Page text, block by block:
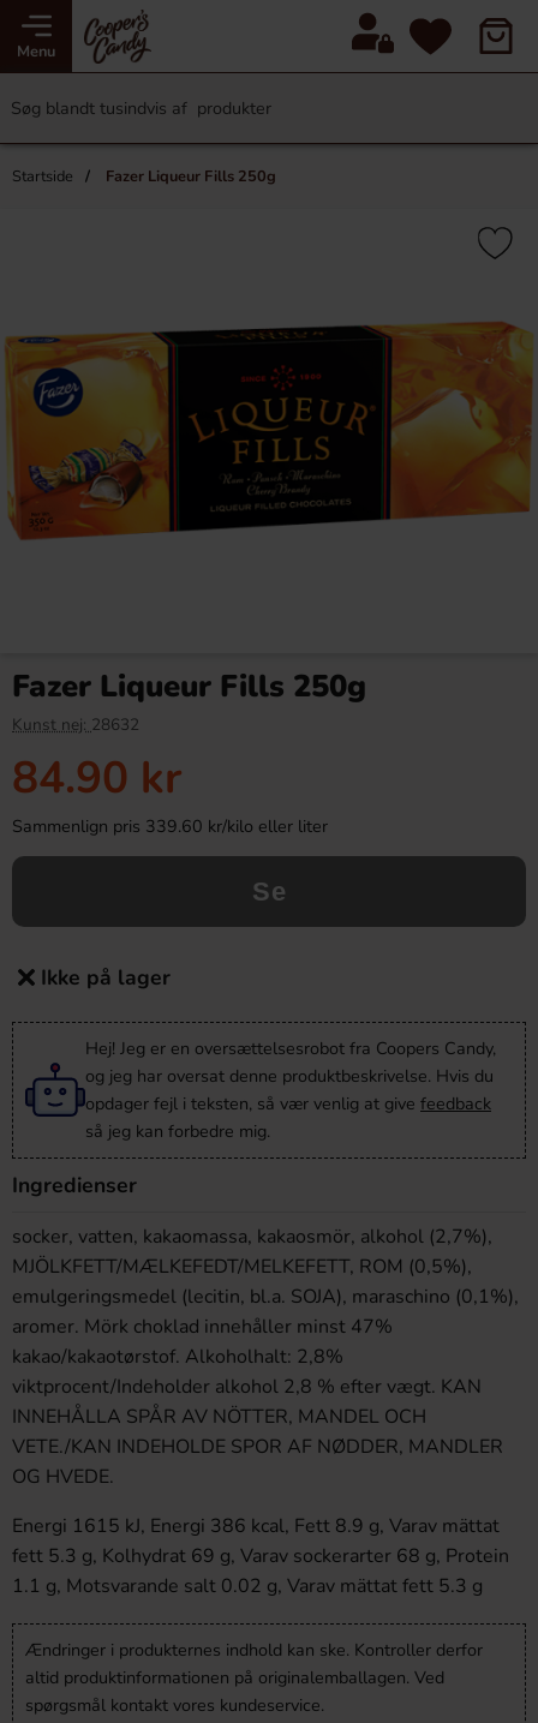
Menu
Startside Fazer Liqueur Fills 250g
Fazer Liqueur Fills 250g
Kunst nej: 28632
84.90 kr
Sammenlign pris 339.60 kr/kilo eller liter
Se
Ikke på lager
Hej! Jeg er en oversættelsesrobot fra Coopers Candy,
og jeg har oversat denne produktbeskrivelse. Hvis du
opdager fejl i teksten, så vær venlig at give feedback
så jeg kan forbedre mig.
Ingredienser
socker, vatten, kakaomassa, kakaosmör, alkohol (2,7%),
MJÖLKFETT/MÆLKEFEDT/MELKEFETT, ROM (0,5%),
emulgeringsmedel (lecitin, bl.a. SOJA), maraschino (0,1%),
aromer. Mörk choklad innehåller minst 47%
kakao/kakaotørstof. Alkoholhalt: 2,8%
viktprocent/Indeholder alkohol 2,8 % efter vægt. KAN
INNEHÅLLA SPÅR AV NÖTTER, MANDEL OCH
VETE./KAN INDEHOLDE SPOR AF NØDDER, MANDLER
OG HVEDE.
Energi 1615 kJ, Energi 386 kcal, Fett 8.9 g, Varav mättat
fett 5.3 g, Kolhydrat 69 g, Varav sockerarter 68 g, Protein
1.1 g, Motsvarande salt 0.02 g, Varav mättat fett 5.3 g
Ændringer i produkternes indhold kan ske. Kontroller derfor
altid produktinformationen på originalemballagen. Ved
spørgsmål kontakt vores kundeservice.